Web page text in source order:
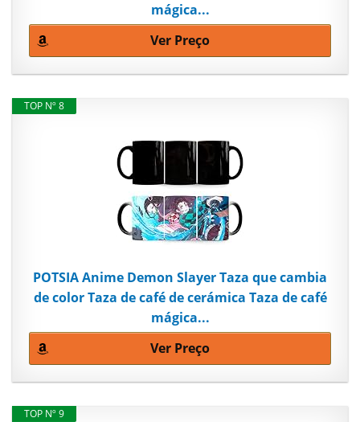
mágica...
Ver Preço
TOP Nº 8
POTSIA Anime Demon Slayer Taza que cambia
de color Taza de café de cerámica Taza de café
mágica...
Ver Preço
TOP Nº 9